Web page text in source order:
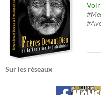
Sur les réseaux